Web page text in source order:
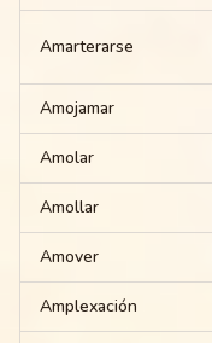
Amarterarse
Amojamar
Amolar
Amollar
Amover
Amplexación